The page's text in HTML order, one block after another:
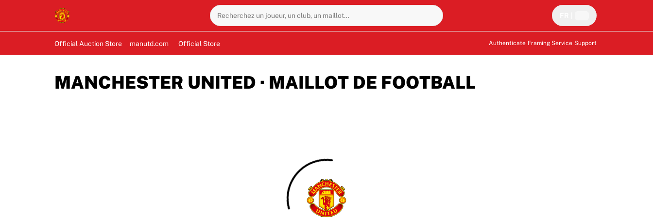
Recherchez un joueur, un club, un maillot…
Official Auction Store manutd.com Official Store Authenticate Framing Service Support
MANCHESTER UNITED · MAILLOT DE FOOTBALL